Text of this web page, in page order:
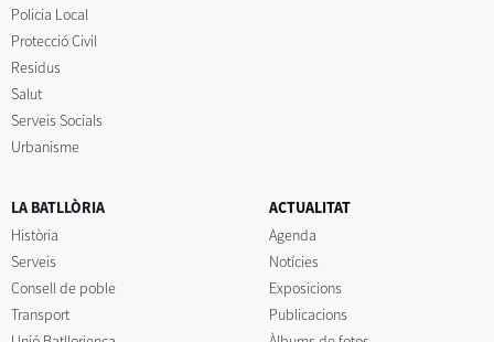
Policia Local
Protecció Civil
Residus
Salut
Serveis Socials
Urbanisme
LA BATLLÒRIA
Història
Serveis
Consell de poble
Transport
ACTUALITAT
Agenda
Notícies
Exposicions
Publicacions